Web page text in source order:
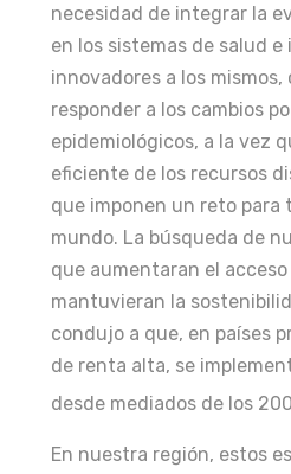
necesidad de integrar la
en los sistemas de salud
innovadores a los mismos,
responder a los cambios
epidemiológicos, a la vez
eficiente de los recursos
que imponen un reto para
mundo. La búsqueda de
que aumentaran el
mantuvieran la
condujo a que, en países
de renta alta, se
desde mediados de los
En nuestra región, estos